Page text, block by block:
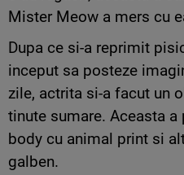
Mister Meow a mers cu
Dupa ce si-a reprimit
inceput sa posteze
zile, actrita si-a facut un
tinute sumare. Aceasta
body cu animal print si
galben.